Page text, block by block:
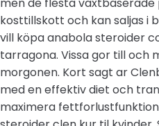
men de flesta
kosttillskott och kan saljas i
vill köpa anabola steroider
tarragona. Vissa gor till och
morgonen. Kort sagt ar
med en effektiv diet och
maximera